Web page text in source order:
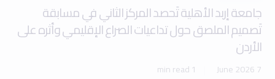
جامعة إربد الأهلية تَحصد المركز الثاني في مسابقة
تَصميم الملصق حول تداعيات الصراع الإقليمي وأثره على
الأردن
7 June 2026
1 min read